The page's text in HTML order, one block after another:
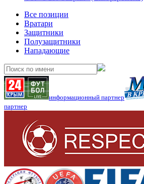
Все позиции
Вратари
Защитники
Полузащитники
Нападающие
информационный партнер
партнер